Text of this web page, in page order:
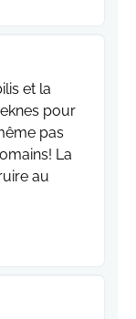
et la
pour
pas
La
au